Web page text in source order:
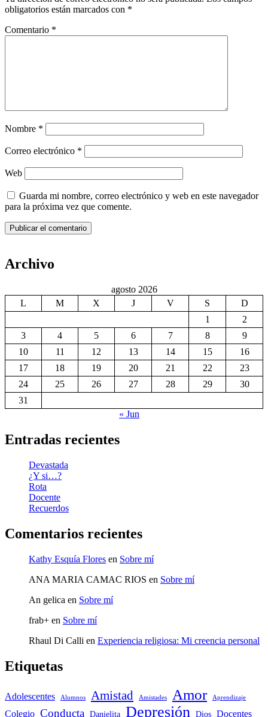
obligatorios están marcados con *
Comentario *
Nombre *
Correo electrónico *
Web
Guarda mi nombre, correo electrónico y web en este navegador
para la próxima vez que comente.
Archivo
agosto 2026
L
M X J V S
D
1
2
3
4 5 6 7 8
9
10
11 12 13 14 15
16
17
18 19 20 21 22
23
24
25 26 27 28 29
30
31
« Jun
Entradas recientes
Devastada
¿Y si…?
Rota
Docente
Recuerdos
Comentarios recientes
Kathy Esquía Flores en Sobre mí
ANA MARIA CAMAC RIOS en Sobre mí
An gelica en Sobre mí
frab+ en Sobre mí
Rhaul Di Calli en Experiencia religiosa: Mi creencia personal
Etiquetas
Adolescentes Alumnos Amistad Amistades Amor Aprendizaje
Colegio Conducta Danielita Depresión Dios Docentes